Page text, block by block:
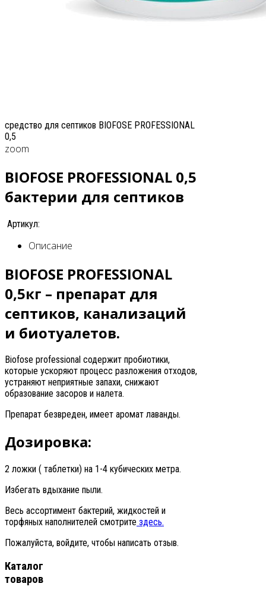
средство для септиков BIOFOSE PROFESSIONAL
0,5
zoom
BIOFOSE PROFESSIONAL 0,5
бактерии для септиков
Артикул:
Описание
BIOFOSE PROFESSIONAL
0,5кг – препарат для
септиков, канализаций
и биотуалетов.
Biofose professional содержит пробиотики,
которые ускоряют процесс разложения отходов,
устраняют неприятные запахи, снижают
образование засоров и налета.
Препарат безвреден, имеет аромат лаванды.
Дозировка:
2 ложки ( таблетки) на 1-4 кубических метра.
Избегать вдыхание пыли.
Весь ассортимент бактерий, жидкостей и
торфяных наполнителей смотрите здесь.
Пожалуйста, войдите, чтобы написать отзыв.
Каталог
товаров